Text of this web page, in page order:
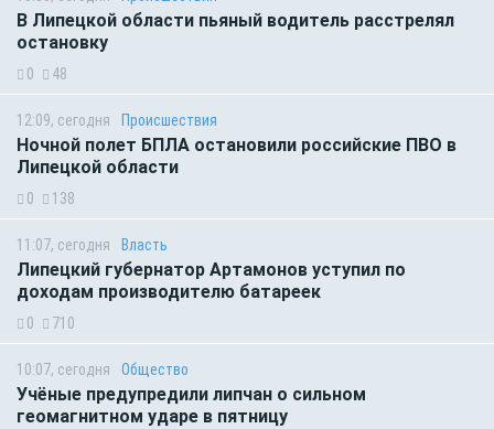
В Липецкой области пьяный водитель расстрелял
остановку
0 48
12:09, сегодня Происшествия
Ночной полет БПЛА остановили российские ПВО в
Липецкой области
0 138
11:07, сегодня Власть
Липецкий губернатор Артамонов уступил по
доходам производителю батареек
0 710
10:07, сегодня Общество
Учёные предупредили липчан о сильном
геомагнитном ударе в пятницу